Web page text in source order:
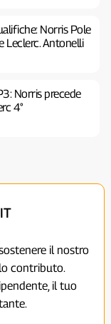
Norris Pole
Leclerc. Antonelli
Norris precede
4°
il nostro
contributo.
il tuo